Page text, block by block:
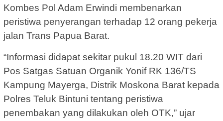
Kombes Pol Adam Erwindi membenarkan
peristiwa penyerangan terhadap 12 orang pekerja
jalan Trans Papua Barat.
“Informasi didapat sekitar pukul 18.20 WIT dari
Pos Satgas Satuan Organik Yonif RK 136/TS
Kampung Mayerga, Distrik Moskona Barat kepada
Polres Teluk Bintuni tentang peristiwa
penembakan yang dilakukan oleh OTK,” ujar